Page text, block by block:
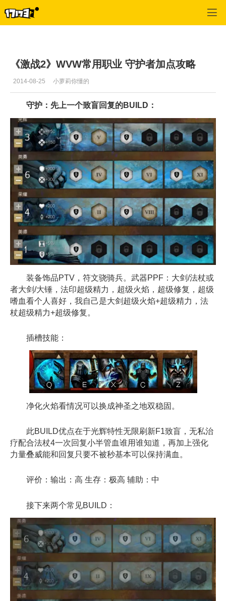
《激战2》WVW常用职业 守护者加点攻略
2014-08-25 小萝莉你懂的
守护：先上一个致盲回复的BUILD：
装备饰品PTV，符文骁骑兵。武器PPF：大剑/法杖或
者大剑/大锤，法印超级精力，超级火焰，超级修复，超级
嗜血看个人喜好，我自己是大剑超级火焰+超级精力，法
杖超级精力+超级修复。
插槽技能：
净化火焰看情况可以换成神圣之地双稳固。
此BUILD优点在于光辉特性无限刷新F1致盲，无私治
疗配合法杖4一次回复小半管血谁用谁知道，再加上强化
力量叠威能和回复只要不被秒基本可以保持满血。
评价：输出：高 生存：极高 辅助：中
接下来两个常见BUILD：